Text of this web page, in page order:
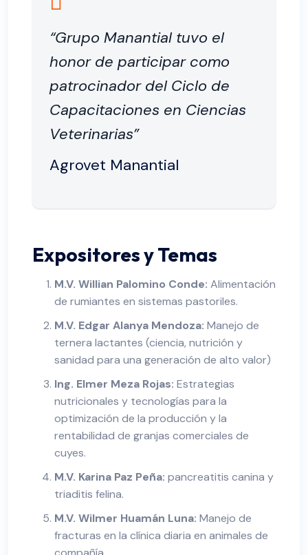
“Grupo Manantial tuvo el
honor de participar como
patrocinador del Ciclo de
Capacitaciones en Ciencias
Veterinarias”
Agrovet Manantial
Expositores y Temas
M.V. Willian Palomino Conde: Alimentación
de rumiantes en sistemas pastoriles.
M.V. Edgar Alanya Mendoza: Manejo de
ternera lactantes (ciencia, nutrición y
sanidad para una generación de alto valor)
Ing. Elmer Meza Rojas: Estrategias
nutricionales y tecnologías para la
optimización de la producción y la
rentabilidad de granjas comerciales de
cuyes.
M.V. Karina Paz Peña: pancreatitis canina y
triaditis felina.
M.V. Wilmer Huamán Luna: Manejo de
fracturas en la clínica diaria en animales de